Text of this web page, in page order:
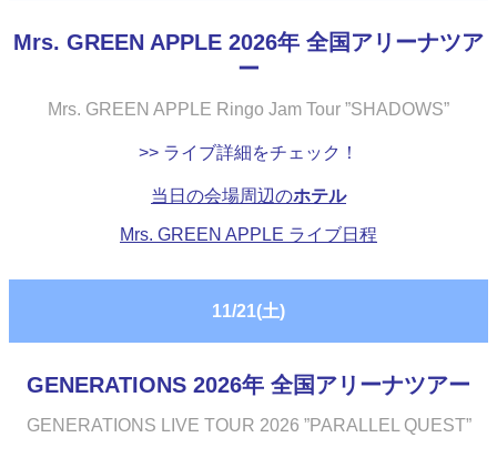
Mrs. GREEN APPLE 2026年 全国アリーナツア
ー
Mrs. GREEN APPLE Ringo Jam Tour ”SHADOWS”
>> ライブ詳細をチェック！
当日の会場周辺のホテル
Mrs. GREEN APPLE ライブ日程
11/21(土)
GENERATIONS 2026年 全国アリーナツアー
GENERATIONS LIVE TOUR 2026 ”PARALLEL QUEST”